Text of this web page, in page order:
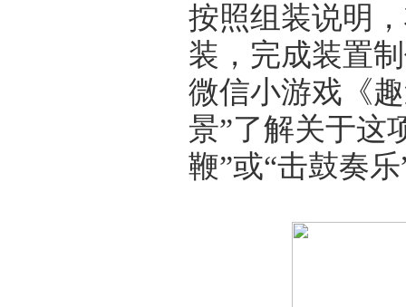
按照组装说明
装，完成装置
微信小游戏《
景”了解关于这
鞭”或“击鼓奏